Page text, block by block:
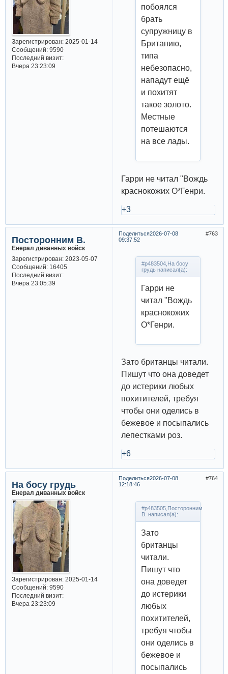
Зарегистрирован: 2025-01-14
Сообщений:9590
Последний визит:
Вчера 23:23:09
побоялся
брать
супружницу в
Британию,
типа
небезопасно,
нападут ещё
и похитят
такое золото.
Местные
потешаются
на все лады.
Гарри не читал "Вождь
краснокожих О*Генри.
+3
Поделиться 763
2026-07-08
09:37:52
Посторонним В.
Енерал диванных войск
Зарегистрирован: 2023-05-07
Сообщений:16405
Последний визит:
Вчера 23:05:39
#p483504,На босу
грудь написал(а):
Гарри не
читал "Вождь
краснокожих
О*Генри.
Зато британцы читали.
Пишут что она доведет
до истерики любых
похитителей, требуя
чтобы они оделись в
бежевое и посыпались
лепестками роз.
+6
Поделиться 764
2026-07-08
12:18:46
На босу грудь
Енерал диванных войск
Зарегистрирован: 2025-01-14
Сообщений:9590
Последний визит:
Вчера 23:23:09
#p483505,Посторонним
В. написал(а):
Зато
британцы
читали.
Пишут что
она доведет
до истерики
любых
похитителей,
требуя чтобы
они оделись в
бежевое и
посыпались